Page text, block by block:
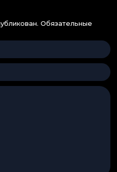
Обязательные